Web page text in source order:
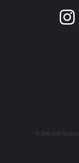
© 2006-2026